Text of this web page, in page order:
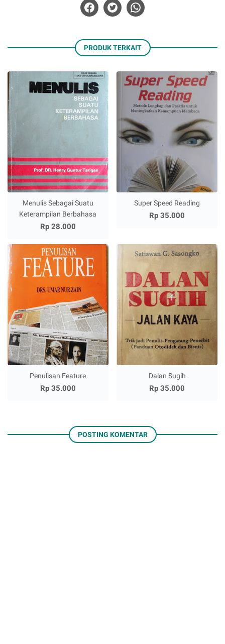
PRODUK TERKAIT
Menulis Sebagai Suatu
Keterampilan Berbahasa
Rp 28.000
Super Speed Reading
Rp 35.000
Penulisan Feature
Rp 35.000
Dalan Sugih
Rp 35.000
POSTING KOMENTAR